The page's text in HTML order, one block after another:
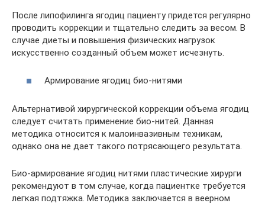
После липофилинга ягодиц пациенту придется регулярно
проводить коррекции и тщательно следить за весом. В
случае диеты и повышения физических нагрузок
искусственно созданный объем может исчезнуть.
Армирование ягодиц био-нитями
Альтернативой хирургической коррекции объема ягодиц
следует считать применение био-нитей. Данная
методика относится к малоинвазивным техникам,
однако она не дает такого потрясающего результата.
Био-армирование ягодиц нитями пластические хирурги
рекомендуют в том случае, когда пациентке требуется
легкая подтяжка. Методика заключается в веерном